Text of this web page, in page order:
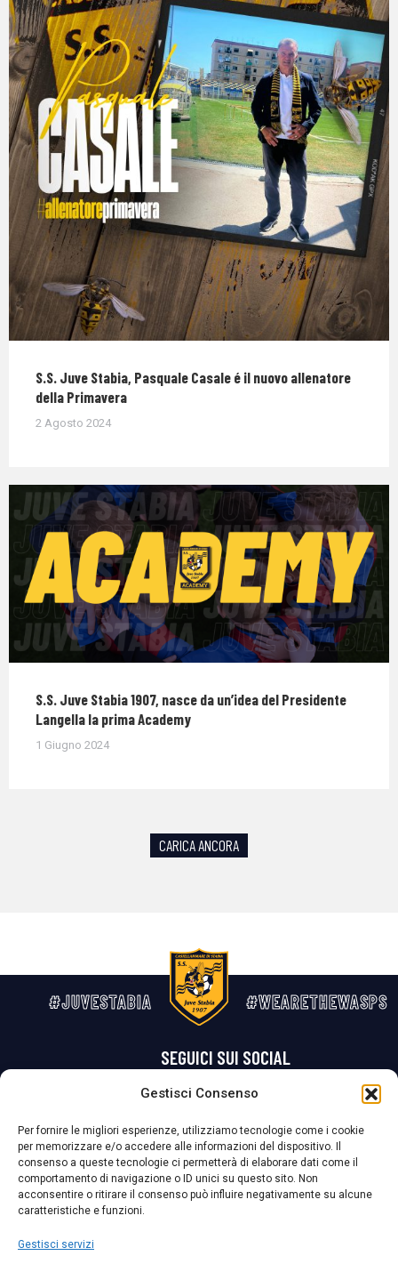
Gestisci Consenso
Per fornire le migliori esperienze, utilizziamo tecnologie come i cookie
per memorizzare e/o accedere alle informazioni del dispositivo. Il
consenso a queste tecnologie ci permetterà di elaborare dati come il
comportamento di navigazione o ID unici su questo sito. Non
acconsentire o ritirare il consenso può influire negativamente su alcune
caratteristiche e funzioni.
Gestisci servizi
S.S. Juve Stabia, Pasquale Casale é il nuovo allenatore
della Primavera
2 Agosto 2024
S.S. Juve Stabia 1907, nasce da un’idea del Presidente
Langella la prima Academy
1 Giugno 2024
CARICA ANCORA
#JUVESTABIA #WEARETHEWASPS
SEGUICI SUI SOCIAL
La Società ha nominato il Responsabile della Protezione dei Dati Personali (DPO), figura specializzata che vigila sulle modalità adottate dalla
nostra Società per tutelare i Suoi dati personali.